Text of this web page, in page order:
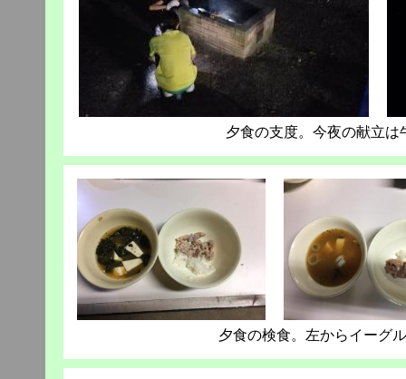
夕食の支度。今夜の献立は
夕食の検食。左からイーグ